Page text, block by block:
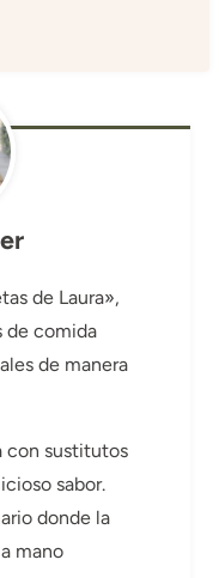
de Laura»,
de comida
de manera
con sustitutos
sabor.
donde la
mano